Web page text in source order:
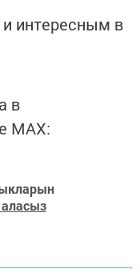
интересным в
в
MАХ: